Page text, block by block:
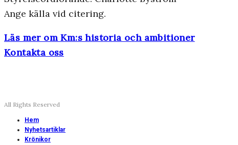
Ange källa vid citering.
Läs mer om Km:s historia och ambitioner
Kontakta oss
All Rights Reserved
Hem
Nyhetsartiklar
Krönikor